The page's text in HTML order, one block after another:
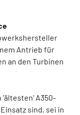
Antrieb für
an den Turbinen
'ältesten' A350-
sind, sei in